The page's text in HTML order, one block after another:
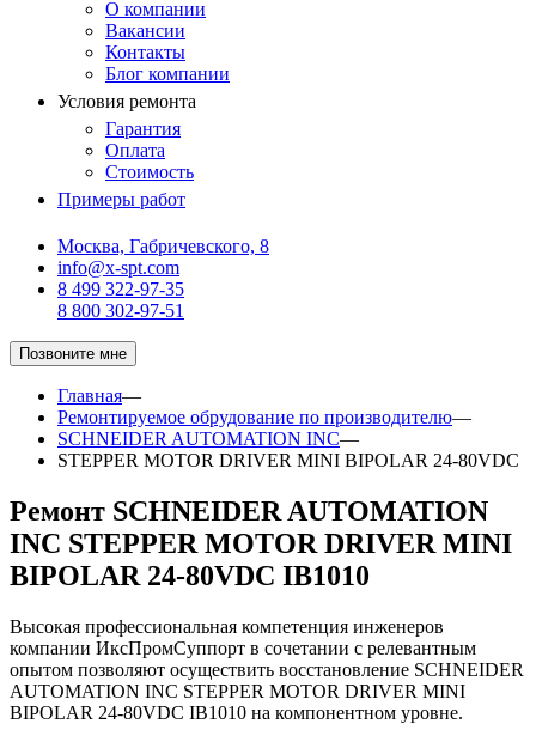
О компании
Вакансии
Контакты
Блог компании
Условия ремонта
Гарантия
Оплата
Стоимость
Примеры работ
Москва, Габричевского, 8
info@x-spt.com
8 499 322-97-35
8 800 302-97-51
Позвоните мне
Главная—
Ремонтируемое обрудование по производителю—
SCHNEIDER AUTOMATION INC—
STEPPER MOTOR DRIVER MINI BIPOLAR 24-80VDC
Ремонт SCHNEIDER AUTOMATION
INC STEPPER MOTOR DRIVER MINI
BIPOLAR 24-80VDC IB1010
Высокая профессиональная компетенция инженеров
компании ИксПромСуппорт в сочетании с релевантным
опытом позволяют осуществить восстановление SCHNEIDER
AUTOMATION INC STEPPER MOTOR DRIVER MINI
BIPOLAR 24-80VDC IB1010 на компонентном уровне.